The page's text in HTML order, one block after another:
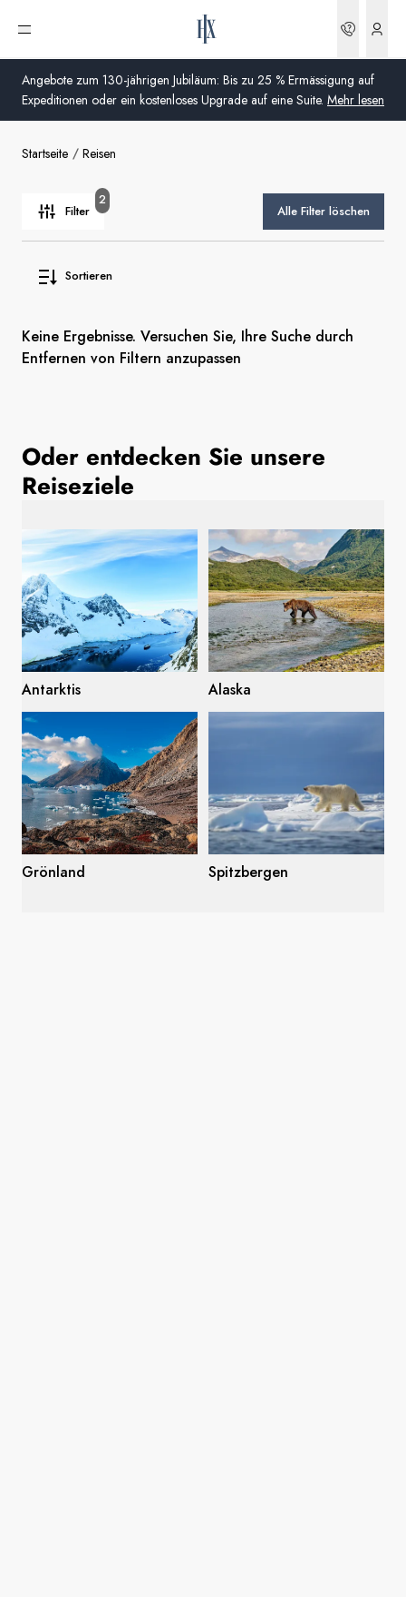
Angebote zum 130-jährigen Jubiläum: Bis zu 25 % Ermässigung auf
Expeditionen oder ein kostenloses Upgrade auf eine Suite. Mehr lesen
Menü öffnen
Australien
Vereinigtes Königreich (England, Schottland, Wales
Deutschland
Schweden
Norwegen
Global
Startseite Reisen
Filter
2
Alle Filter löschen
Sortieren
Keine Ergebnisse. Versuchen Sie, Ihre Suche durch
Entfernen von Filtern anzupassen
Oder entdecken Sie unsere
Reiseziele
Antarktis Alaska
Grönland Spitzbergen